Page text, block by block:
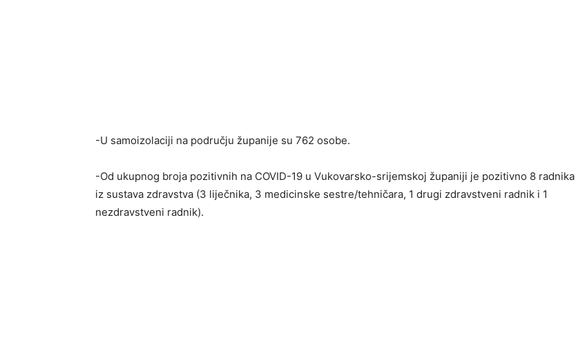
-U samoizolaciji na području županije su 762 osobe.
-Od ukupnog broja pozitivnih na COVID-19 u Vukovarsko-srijemskoj županiji je pozitivno 8 radnika
iz sustava zdravstva (3 liječnika, 3 medicinske sestre/tehničara, 1 drugi zdravstveni radnik i 1
nezdravstveni radnik).